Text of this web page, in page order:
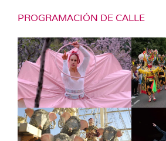
PROGRAMACIÓN DE CALLE